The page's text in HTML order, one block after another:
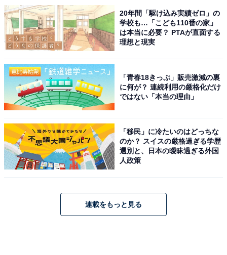
20年間「駆け込み実績ゼロ」の
学校も…「こども110番の家」
は本当に必要？ PTAが直面する
理想と現実
「青春18きっぷ」販売激減の裏
に何が？ 連続利用の厳格化だけ
ではない「本当の理由」
「移民」に冷たいのはどっちな
のか？ スイスの厳格過ぎる学歴
選別と、日本の曖昧過ぎる外国
人政策
連載をもっと見る